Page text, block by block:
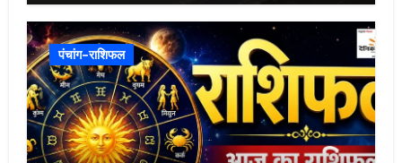
पंचांग-राशिफल